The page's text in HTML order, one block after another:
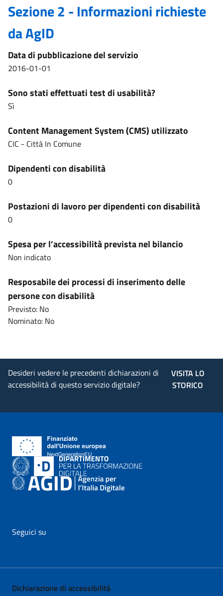
Sezione 2 - Informazioni richieste
da AgID
Data di pubblicazione del servizio
2016-01-01
Sono stati effettuati test di usabilità?
Sì
Content Management System (CMS) utilizzato
CIC - Città In Comune
Dipendenti con disabilità
0
Postazioni di lavoro per dipendenti con disabilità
0
Spesa per l’accessibilità prevista nel bilancio
Non indicato
Resposabile dei processi di inserimento delle
persone con disabilità
Previsto: No
Nominato: No
Desideri vedere le precedenti dichiarazioni di
accessibilità di questo servizio digitale?
VISITA LO
STORICO
Seguici su
Dichiarazione di accessibilità